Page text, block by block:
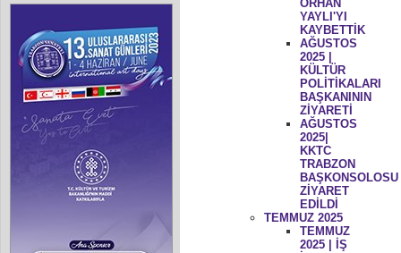
ORHAN
YAYLI'YI
KAYBETTİK
AĞUSTOS
2025 |
KÜLTÜR
POLİTİKALARI
BAŞKANININ
ZİYARETİ
AĞUSTOS
2025|
KKTC
TRABZON
BAŞKONSOLOSU
ZİYARET
EDİLDİ
TEMMUZ 2025
TEMMUZ
2025 | İŞ